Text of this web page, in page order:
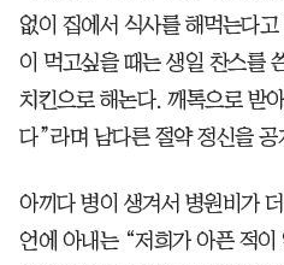
없이 집에서 식사를 해먹는다
이 먹고싶을 때는 생일 찬스를
치킨으로 해논다. 깨톡으로 받
다”라며 남다른 절약 정신을 공
아끼다 병이 생겨서 병원비가
언에 아내는 “저희가 아픈 적